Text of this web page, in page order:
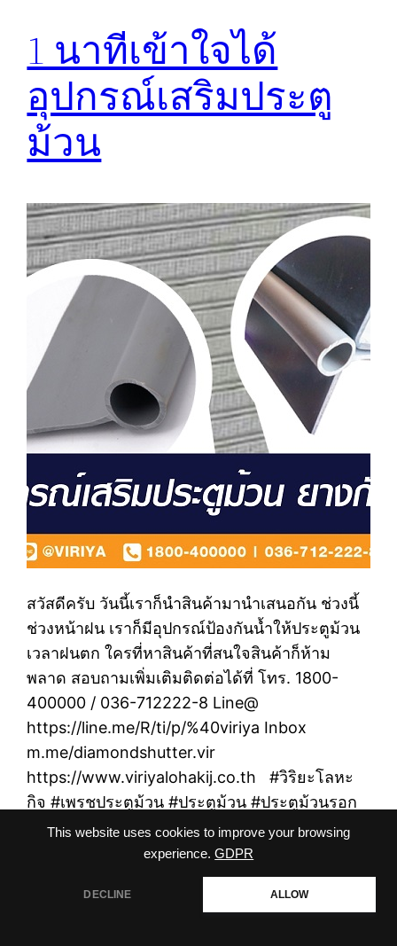
This website uses cookies to improve your browsing
experience. GDPR
DECLINE ALLOW
1 นาทีเข้าใจได้
อุปกรณ์เสริมประตู
ม้วน
สวัสดีครับ วันนี้เราก็นำสินค้ามานำเสนอกัน ช่วงนี้
ช่วงหน้าฝน เราก็มีอุปกรณ์ป้องกันน้ำให้ประตูม้วน
เวลาฝนตก ใครที่หาสินค้าที่สนใจสินค้าก็ห้าม
พลาด สอบถามเพิ่มเติมติดต่อได้ที่ โทร. 1800-
400000 / 036-712222-8 Line@
https://line.me/R/ti/p/%40viriya Inbox
m.me/diamondshutter.vir
https://www.viriyalohakij.co.th #วิริยะโลหะ
กิจ #เพรชประตูม้วน #ประตูม้วน #ประตูม้วนรอก
โซ่ #ประตูม้วนลายโปร่ง #ประตูม้วนระบบมือดึง
#ประตูม้วนระบบไฟฟ้า #ประตูม้วนความเร็วสูง
#ประตูม้วนโพลีคาร์บอเนต #ประตูม้วนสแตนเลส
#ประตูม้วนวัสดุเหล็ก #อะไหล่ประตูม้วน
สอบถามเพิ่มเติม